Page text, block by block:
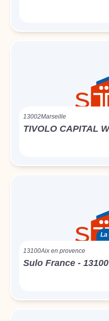
13002Marseille
TIVOLO CAPITAL
La
13100Aix en provence
Sulo France - 13100